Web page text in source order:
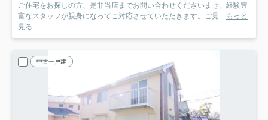
ご住宅をお探しの方、是非当店までお問い合わせくださいませ。経験豊
富なスタッフが親身になってご対応させていただきます。ご見...
もっと
見る
中古一戸建